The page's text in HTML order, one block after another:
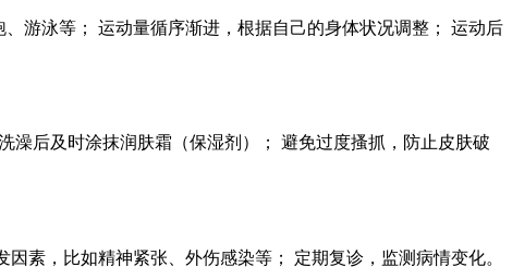
游泳等； 运动量循序渐进，根据自己的身体状况调整； 运动后
澡后及时涂抹润肤霜（保湿剂）； 避免过度搔抓，防止皮肤破
素，比如精神紧张、外伤感染等； 定期复诊，监测病情变化。